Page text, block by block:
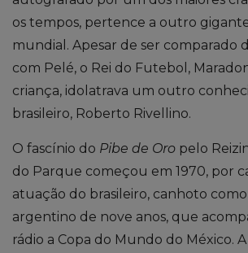
os tempos, pertence a outro
mundial. Apesar de ser comparado
com Pelé, o Rei do Futebol,
criança, idolatrava um outro
brasileiro, Roberto Rivellino.
O fascínio do Pibe de Oro pelo
do Parque começou em 1970, por
atuação do brasileiro, canhoto
argentino de nove anos, que
rádio a Copa do Mundo do México.